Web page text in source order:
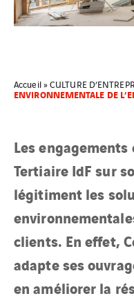
Accueil»CULTURE
ENVIRONNEMENTALE DE
Les
Tertiaire IdF sur
légitiment les
clients. En effet,
adapte ses
en améliorer la